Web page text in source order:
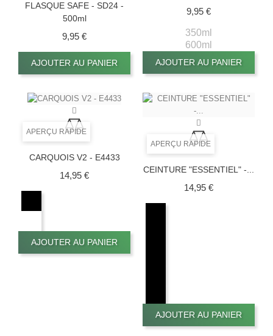
FLASQUE SAFE - SD24 -
500ml
9,95 €Prix
AJOUTER AU PANIER
9,95 €Prix
350ml
600ml
AJOUTER AU PANIER
APERÇU RAPIDE
CARQUOIS V2 - E4433
14,95 €Prix
AJOUTER AU PANIER
APERÇU RAPIDE
CEINTURE "ESSENTIEL" -...
14,95 €Prix
AJOUTER AU PANIER